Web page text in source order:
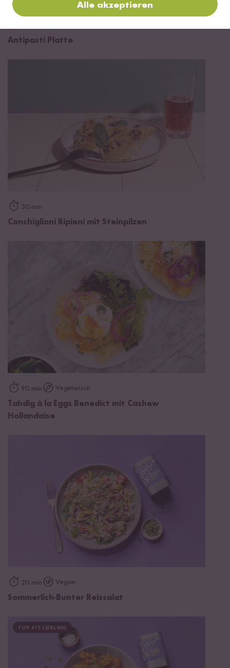
Antipasti Platte
30 min
Conchiglioni Ripieni mit Steinpilzen
90 min Vegetarisch
Tahdig á la Eggs Benedict mit Cashew
Hollandaise
20 min Vegan
Sommerlich-Bunter Reissalat
TOP #15 LIEBLING
Alle akzeptieren